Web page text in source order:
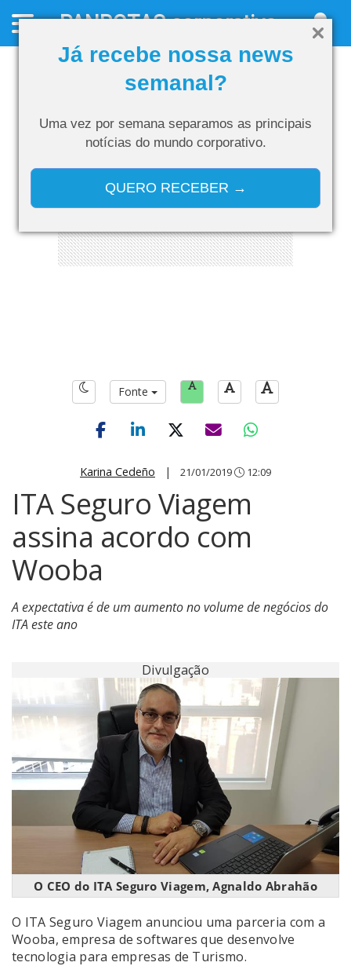
Já recebe nossa news
semanal?
Uma vez por semana separamos as principais
notícias do mundo corporativo.
QUERO RECEBER →
PANROTAScorporativo
Fonte
Karina Cedeño | 21/01/2019 12:09
ITA Seguro Viagem
assina acordo com
Wooba
A expectativa é de um aumento no volume de negócios do
ITA este ano
Divulgação
O CEO do ITA Seguro Viagem, Agnaldo Abrahão
O ITA Seguro Viagem anunciou uma parceria com a
Wooba, empresa de softwares que desenvolve
tecnologia para empresas de Turismo.